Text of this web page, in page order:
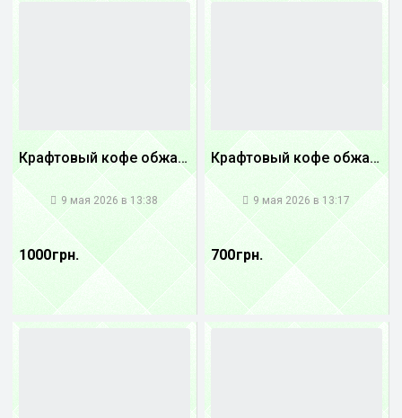
Крафтовый кофе обжареный Танзания
9 мая 2026 в 13:38
1000 грн.
Крафтовый кофе обжареный купаж арабики 3...
9 мая 2026 в 13:17
700 грн.